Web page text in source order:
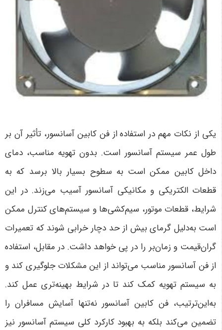
یکی از نکات مهم در استفاده از فن کابین آسانسور، تأثیر آن بر
طول عمر سیستم آسانسور است. بدون تهویه مناسب، دمای
داخل کابین ممکن است به سطوح بسیار بالا برسد که به
قطعات الکتریکی و مکانیکی آسانسور آسیب می‌زند. در این
شرایط، قطعات موتور، سیم‌کشی‌ها و سیستم‌های کنترل ممکن
است به‌دلیل گرمای بیش از حد دچار خرابی شوند که تعمیرات
گران‌قیمت و زمان‌بر را در پی خواهد داشت. در مقابل، استفاده
از فن آسانسور مناسب می‌تواند از این مشکلات جلوگیری کند و
به سیستم تهویه کمک کند تا در شرایط بهینه‌تری عمل کند.
به‌این‌ترتیب، فن کابین آسانسور نه‌تنها آسایش مسافران را
تضمین می‌کند بلکه به بهبود کارکرد کلی سیستم آسانسور نیز